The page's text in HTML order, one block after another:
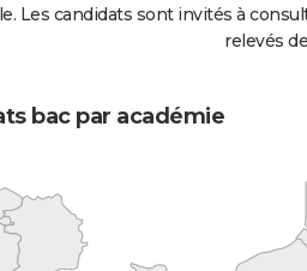
Les candidats sont invités à
relevés
bac par académie